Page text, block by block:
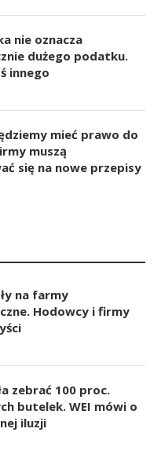
nie oznacza
dużego podatku.
innego
mieć prawo do
muszą
się na nowe przepisy
na farmy
Hodowcy i firmy
zebrać 100 proc.
butelek. WEI mówi o
iluzji